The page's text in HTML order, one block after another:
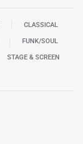
CLASSICAL
FUNK/SOUL
STAGE & SCREEN